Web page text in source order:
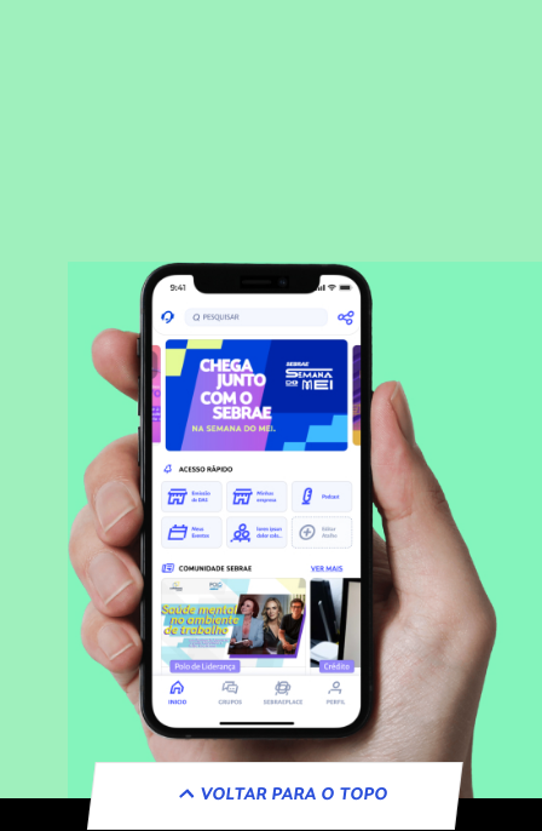
VOLTAR PARA O TOPO